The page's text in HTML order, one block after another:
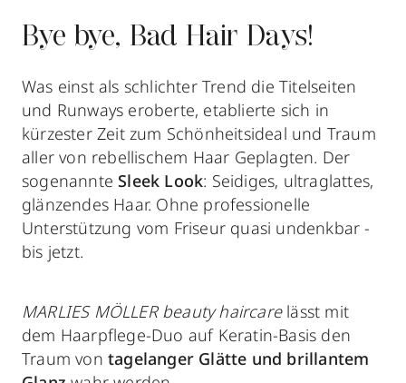
Bye bye, Bad Hair Days!
Was einst als schlichter Trend die Titelseiten
und Runways eroberte, etablierte sich in
kürzester Zeit zum Schönheitsideal und Traum
aller von rebellischem Haar Geplagten. Der
sogenannte Sleek Look: Seidiges, ultraglattes,
glänzendes Haar. Ohne professionelle
Unterstützung vom Friseur quasi undenkbar -
bis jetzt.
MARLIES MÖLLER beauty haircarelässt mit
dem Haarpflege-Duo auf Keratin-Basis den
Traum von tagelanger Glätte und brillantem